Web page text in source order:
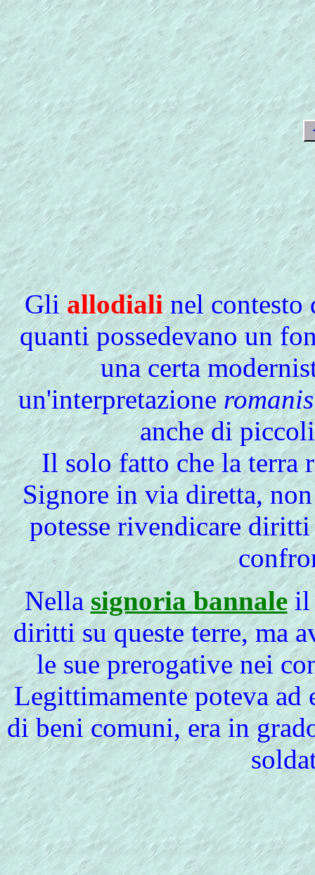
Gliallodialinel contesto
quanti possedevano un
una certa
un'interpretazione
anche di
Il solo fatto che la terra
Signore in via diretta,
potesse rivendicare
Nellasignoria bannaleil
diritti su queste terre, ma
le sue prerogative nei
Legittimamente poteva
di beni comuni, era in